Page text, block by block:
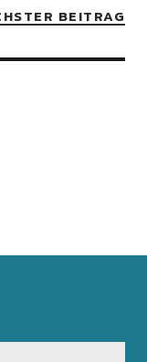
BEITRAG